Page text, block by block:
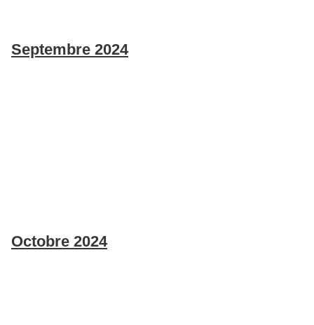
Septembre 2024
Octobre 2024